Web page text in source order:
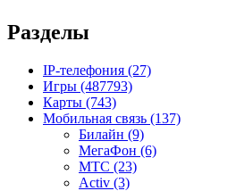
Разделы
IP-телефония (27)
Игры (487793)
Карты (743)
Мобильная связь (137)
Билайн (9)
МегаФон (6)
МТС (23)
Activ (3)